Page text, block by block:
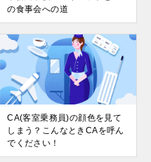
の食事会への道
CA(客室乗務員)の顔色を見て
しまう？こんなときCAを呼ん
でください！